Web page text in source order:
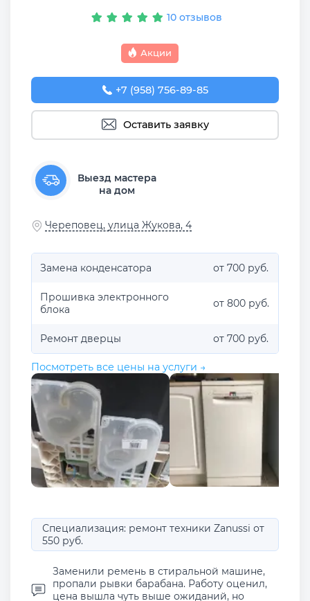
10 отзывов
Акции
+7 (958) 756-89-85
Оставить заявку
Выезд мастера
на дом
Череповец, улица Жукова, 4
Замена конденсатора от 700 руб.
Прошивка электронного
блока
от 800 руб.
Ремонт дверцы от 700 руб.
Посмотреть все цены на услуги →
Специализация: ремонт техники Zanussi от
550 руб.
Заменили ремень в стиральной машине,
пропали рывки барабана. Работу оценил,
цена вышла чуть выше ожиданий, но